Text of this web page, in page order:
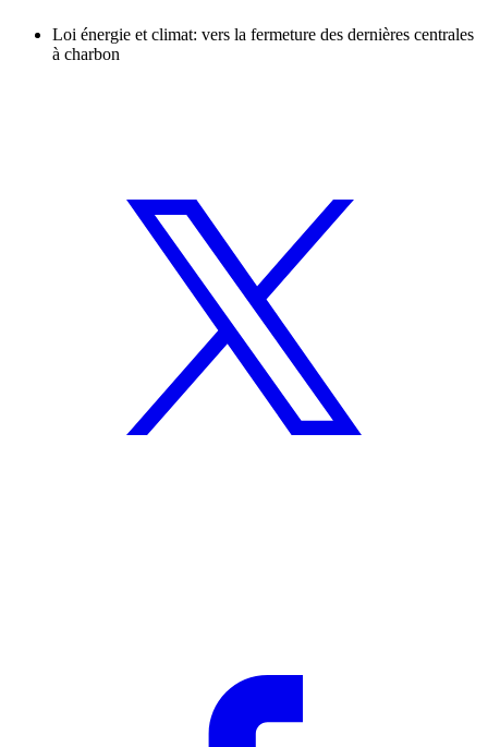
Loi énergie et climat: vers la fermeture des dernières centrales
à charbon